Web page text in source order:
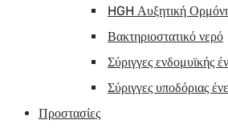
HGH Αυξητική
Βακτηριοστατικό νερό
Σύριγγες ενδομυϊκής
Σύριγγες υποδόριας
Προστασίες